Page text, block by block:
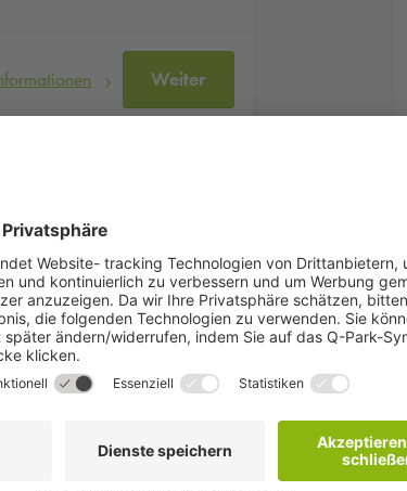
Weiter
Hotel in zentraler Lage, nur 5 Gehminuten von
Frühstücksbuffet und eine gemütliche